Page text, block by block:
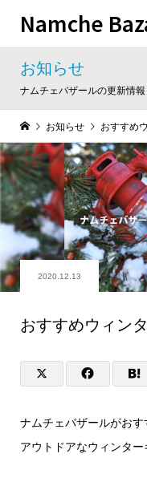
Namche
お知らせ
ナムチェバザールの更新情報
お知らせ おすすめ
2020.12.13
おすすめウィン
ナムチェバザールがおす
アウトドアなウィンター